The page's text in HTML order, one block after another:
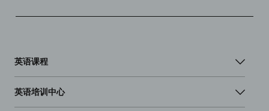
英语课程
英语培训中心